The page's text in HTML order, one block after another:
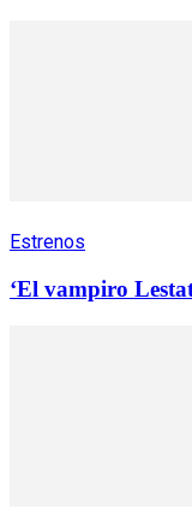
Estrenos
‘El vampiro